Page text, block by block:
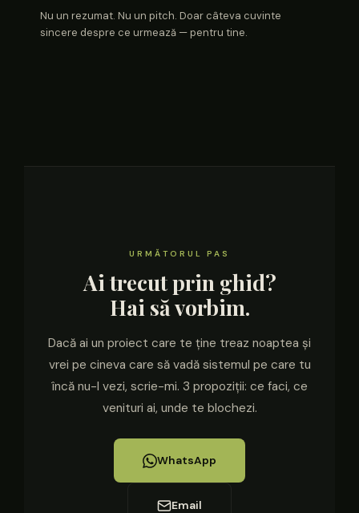
Nu un rezumat. Nu un pitch. Doar câteva cuvinte
sincere despre ce urmează — pentru tine.
URMĂTORUL PAS
Ai trecut prin ghid?
Hai să vorbim.
Dacă ai un proiect care te ține treaz noaptea și
vrei pe cineva care să vadă sistemul pe care tu
încă nu-l vezi, scrie-mi. 3 propoziții: ce faci, ce
venituri ai, unde te blochezi.
WhatsApp
Email